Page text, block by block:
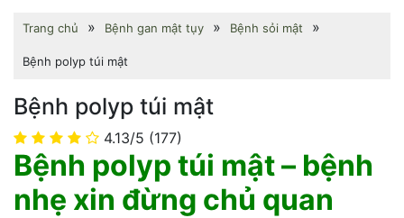
Trang chủ » Bệnh gan mật tụy » Bệnh sỏi mật »
Bệnh polyp túi mật
Bệnh polyp túi mật
4.13/5 (177)
Bệnh polyp túi mật – bệnh
nhẹ xin đừng chủ quan